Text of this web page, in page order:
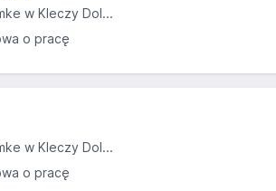
w Kleczy Dol...
o pracę
w Kleczy Dol...
o pracę